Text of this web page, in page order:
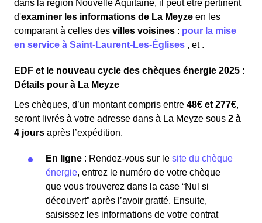
dans la région Nouvelle Aquitaine, il peut être pertinent
d'examiner les informations de La Meyze en les
comparant à celles des villes voisines : pour la mise
en service à Saint-Laurent-Les-Églises , et .
EDF et le nouveau cycle des chèques énergie 2025 :
Détails pour à La Meyze
Les chèques, d’un montant compris entre 48€ et 277€,
seront livrés à votre adresse dans à La Meyze sous 2 à
4 jours après l’expédition.
En ligne : Rendez-vous sur le site du chèque
énergie, entrez le numéro de votre chèque
que vous trouverez dans la case “Nul si
découvert” après l’avoir gratté. Ensuite,
saisissez les informations de votre contrat